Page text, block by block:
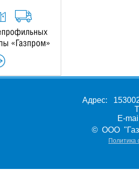
Адрес:
E-
© ООО
Политика